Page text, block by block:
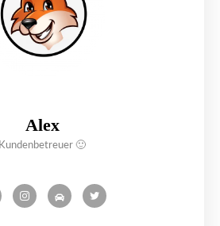
Alex
Kundenbetreuer 🙂